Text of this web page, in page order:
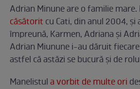
Adrian Minune are o familie mare.
căsătorit cu Cati, din anul 2004, și
împreună, Karmen, Adriana și
Adrian Miunune i-au dăruit
astfel că astăzi se bucură și de
Manelistula vorbit de multe ori